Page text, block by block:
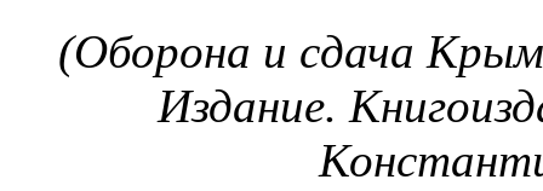
(Оборона и сдача
Издание.